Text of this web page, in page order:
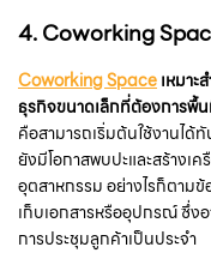
4.Coworking
Coworking Spaceเหมา
ธุรกิจขนาดเล็กที่ต้องการพื้
คือสามารถเริ่มต้นใช้งานไ
ยังมีโอกาสพบปะและสร้างเ
อุตสาหกรรม อย่างไรก็ตาม
เก็บเอกสารหรืออุปกรณ์ ซึ่ง
การประชุมลูกค้าเป็นประจำ